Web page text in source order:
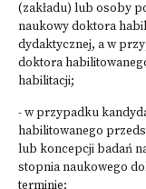
(zakładu) lub osoby
naukowy doktora
dydaktycznej, a w
doktora
habilitacji;
- w przypadku
habilitowanego
lub koncepcji badań
stopnia naukowego
terminie;